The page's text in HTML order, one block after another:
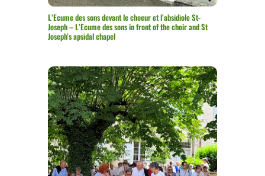
L’Ecume des sons devant le choeur et l’absidiole St-
Joseph – L’Ecume des sons in front of the choir and St
Joseph’s apsidal chapel